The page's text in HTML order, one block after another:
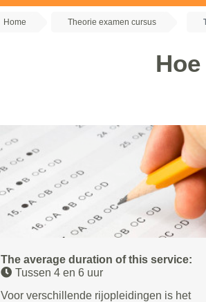
Home Theorie examen cursus
The average duration of this service:
Tussen 4 en 6 uur
Voor verschillende rijopleidingen is het